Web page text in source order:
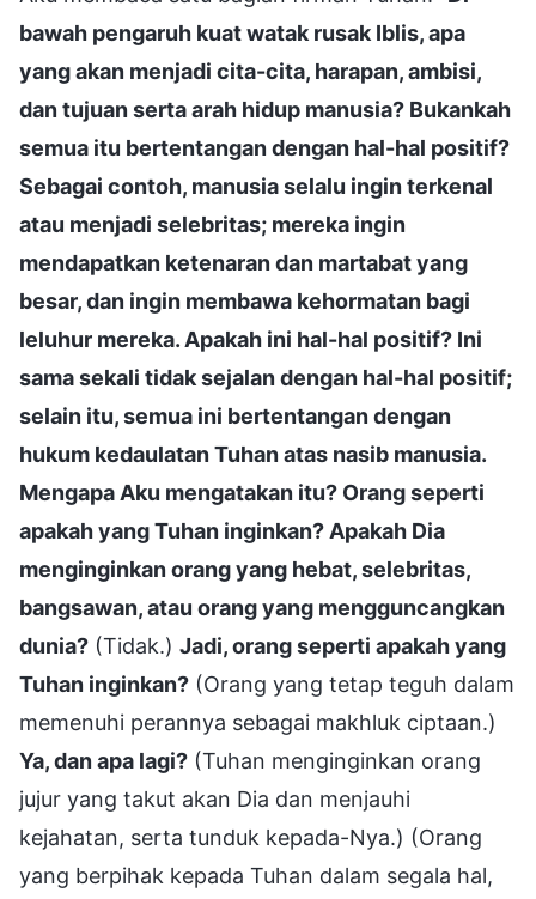
bawah pengaruh kuat watak rusak Iblis, apa
yang akan menjadi cita-cita, harapan, ambisi,
dan tujuan serta arah hidup manusia? Bukankah
semua itu bertentangan dengan hal-hal positif?
Sebagai contoh, manusia selalu ingin terkenal
atau menjadi selebritas; mereka ingin
mendapatkan ketenaran dan martabat yang
besar, dan ingin membawa kehormatan bagi
leluhur mereka. Apakah ini hal-hal positif? Ini
sama sekali tidak sejalan dengan hal-hal positif;
selain itu, semua ini bertentangan dengan
hukum kedaulatan Tuhan atas nasib manusia.
Mengapa Aku mengatakan itu? Orang seperti
apakah yang Tuhan inginkan? Apakah Dia
menginginkan orang yang hebat, selebritas,
bangsawan, atau orang yang mengguncangkan
dunia? (Tidak.) Jadi, orang seperti apakah yang
Tuhan inginkan? (Orang yang tetap teguh dalam
memenuhi perannya sebagai makhluk ciptaan.)
Ya, dan apa lagi? (Tuhan menginginkan orang
jujur yang takut akan Dia dan menjauhi
kejahatan, serta tunduk kepada-Nya.) (Orang
yang berpihak kepada Tuhan dalam segala hal,